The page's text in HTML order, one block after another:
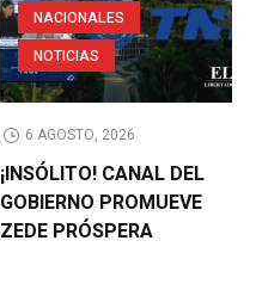
NACIONALES
NOTICIAS
6 AGOSTO, 2026
¡INSÓLITO! CANAL DEL
GOBIERNO PROMUEVE
ZEDE PRÓSPERA